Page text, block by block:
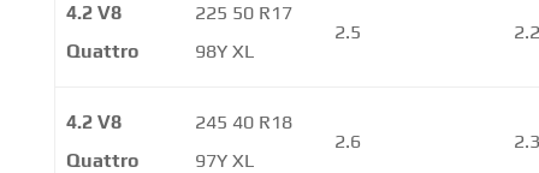
4.2 V8
Quattro
225 50 R17
98Y XL
2.5
4.2 V8
Quattro
245 40 R18
97Y XL
2.6